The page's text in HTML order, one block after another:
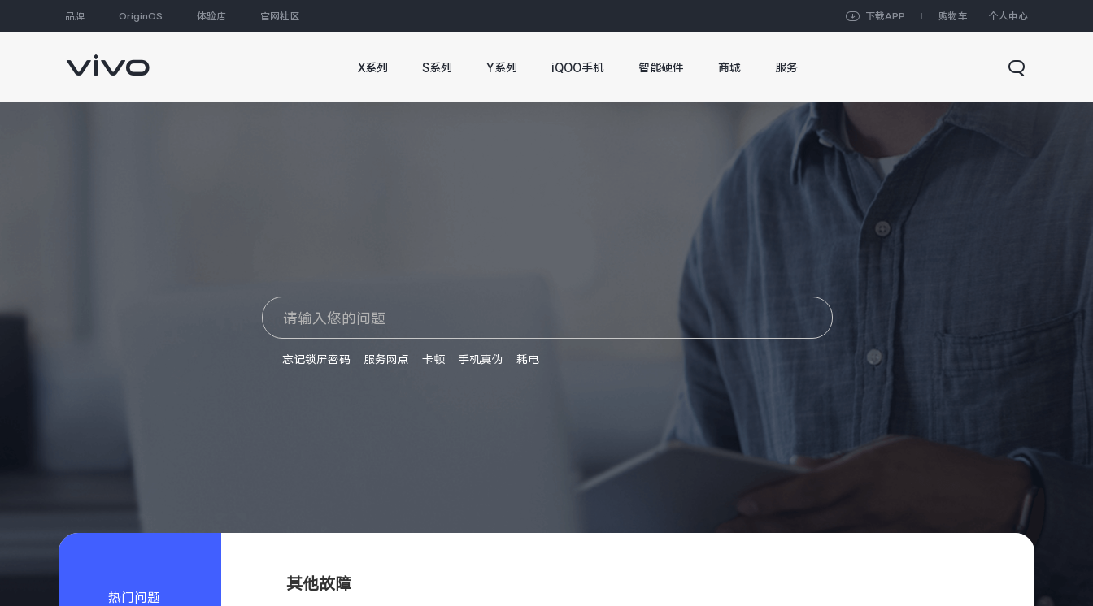
品牌 OriginOS 体验店 官网社区 下载APP 购物车 个人中心
X系列 S系列 Y系列 iQOO手机 智能硬件 商城 服务
忘记锁屏密码 服务网点 卡顿 手机真伪 耗电
热门问题
其他故障